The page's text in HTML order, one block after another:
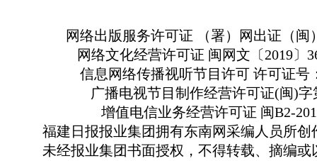
网络出版服务许可证 （署）网出证（闽
网络文化经营许可证 闽网文〔2019〕
信息网络传播视听节目许可 许可证号
广播电视节目制作经营许可证(闽)字
增值电信业务经营许可证 闽B2-
福建日报报业集团拥有东南网采编人员所创
未经报业集团书面授权，不得转载、摘编或